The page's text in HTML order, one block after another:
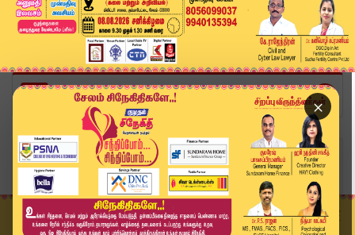
×
Home
வீடியோ ஸ்டோரி
திமுக எம்.பி.க்கள் கூட்டத்தில் முக்கிய தீர்மானம...